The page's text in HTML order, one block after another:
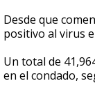
Desde que
positivo al virus
Un total de
en el condado,